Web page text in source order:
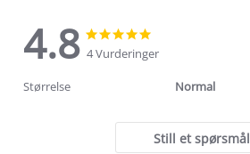
4.8
4.8
star
rating
star
4 Vurderinger
Størrelse Normal
Still et spørsmål